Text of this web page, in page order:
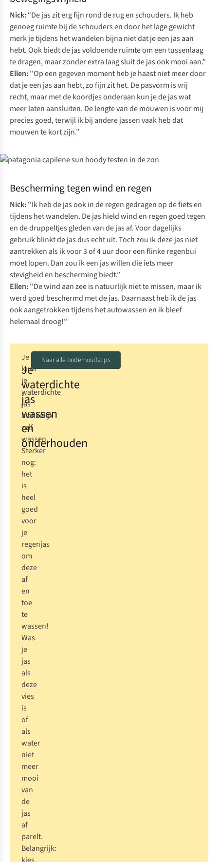
Nick:“De jas zit erg fijn rond de rug en schouders. Ik heb
genoeg ruimte bij de schouders en door het lage gewicht
merk je tijdens het wandelen bijna niet dat je een jas aan
hebt. Ook biedt de jas voldoende ruimte om een tussenlaag
te dragen, maar zonder extra laag sluit de jas ook mooi aan.”
Ellen:''Op een gegeven moment heb je haast niet meer door
dat je een jas aan hebt, zo fijn zit het. De pasvorm is vrij
recht, maar met de koordjes onderaan kun je de jas wat
meer laten aansluiten. De lengte van de mouwen is voor mij
precies goed, terwijl ik bij andere jassen vaak heb dat
mouwen te kort zijn.”
Bescherming tegen wind en regen
Nick:''Ik heb de jas ook in de regen gedragen op de fiets en
tijdens het wandelen. De jas hield wind en regen goed tegen
en de druppeltjes gleden van de jas af. Voor dagelijks
gebruik blinkt de jas dus echt uit. Toch zou ik deze jas niet
aantrekken als ik voor 3 of 4 uur door een flinke regenbui
moet lopen. Dan zou ik een jas willen die iets meer
stevigheid en bescherming biedt.”
Ellen:''De wind aan zee is natuurlijk niet te missen, maar ik
werd goed beschermd met de jas. Daarnaast heb ik de jas
ook aangetrokken tijdens het autowassen en ik bleef
helemaal droog!''
Je
waterdichte
jas
wassen
en
onderhouden
Je
kunt
je
waterdichte
jas
makkelijk
zelf
wassen.
Sterker
nog:
het
is
heel
goed
voor
je
regenjas
om
deze
af
en
toe
te
wassen!
Was
je
jas
als
deze
vies
is
of
als
water
niet
meer
mooi
van
de
jas
af
parelt.
Belangrijk:
Naar alle onderhoudstips